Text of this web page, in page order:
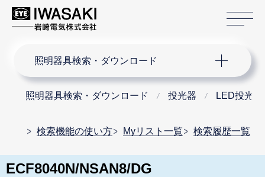
照明器具検索・ダウンロード
照明器具検索・ダウンロード 投光器 LED投光器
検索機能の使い方 Myリスト一覧 検索履歴一覧
ECF8040N/NSAN8/DG